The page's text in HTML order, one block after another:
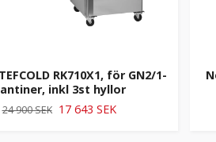
RK710X1, för GN2/1-
inkl 3st hyllor
24 900 SEK 17 643 SEK